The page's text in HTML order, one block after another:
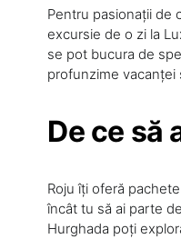
Pentru pasionații de
excursie de o zi la
se pot bucura de
profunzime vacanței
De ce să
Roju îți oferă
încât tu să ai parte
Hurghada poți